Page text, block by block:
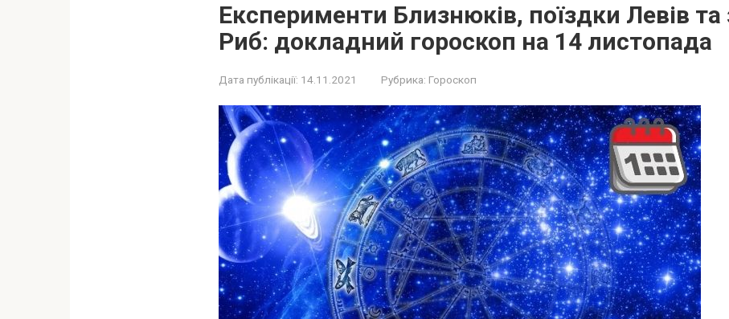
Експерименти Близнюків, поїздки Левів та
Риб: докладний гороскоп на 14 листопада
Дата публікації: 14.11.2021 Рубрика: Гороскоп